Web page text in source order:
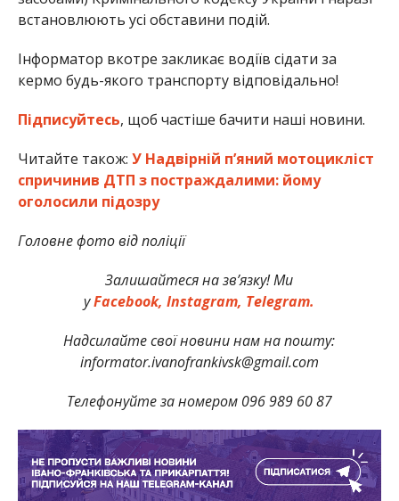
встановлюють усі обставини подій.
Інформатор вкотре закликає водіїв сідати за
кермо будь-якого транспорту відповідально!
Підписуйтесь, щоб частіше бачити наші новини.
Читайте також: У Надвірній п’яний мотоцикліст
спричинив ДТП з постраждалими: йому
оголосили підозру
Головне фото від поліції
Залишайтеся на зв’язку! Ми
уFacebook, Instagram, Telegram.
Надсилайте свої новини нам на пошту:
informator.ivanofrankivsk@gmail.com
Телефонуйте за номером 096 989 60 87